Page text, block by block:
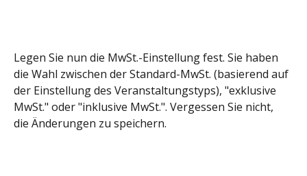
Legen Sie nun die MwSt.-Einstellung fest. Sie haben
die Wahl zwischen der Standard-MwSt. (basierend auf
der Einstellung des Veranstaltungstyps), "exklusive
MwSt." oder "inklusive MwSt.". Vergessen Sie nicht,
die Änderungen zu speichern.